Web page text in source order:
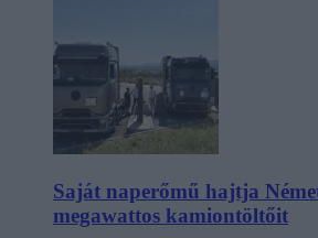
Saját naperőmű hajtja
megawattos kamiontöltőit